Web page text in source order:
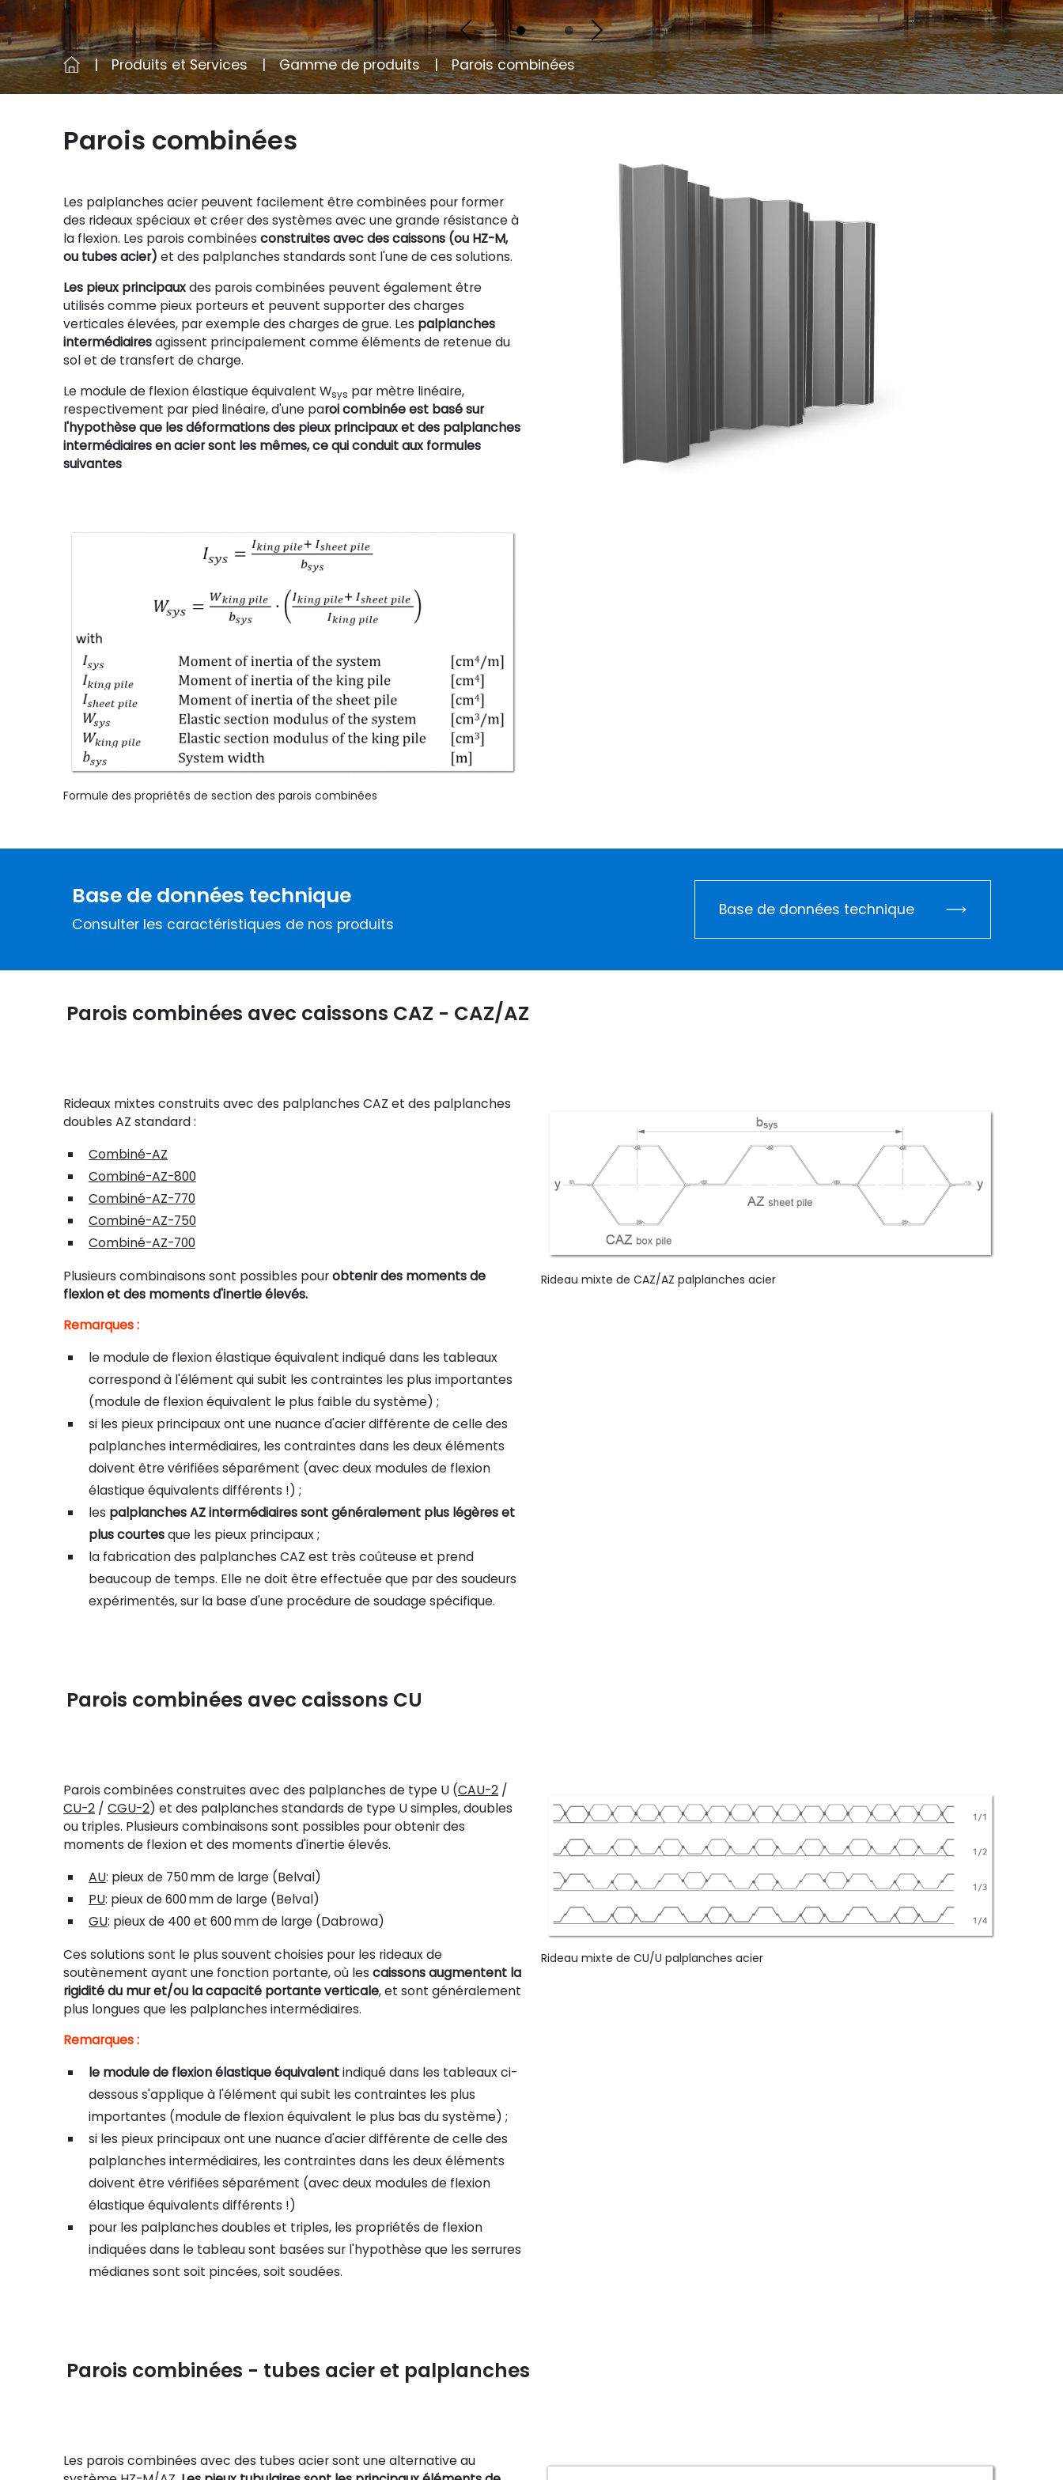
Previous Next
Produits et Services Gamme de produits Parois combinées
Parois combinées
Les palplanches acier peuvent facilement être combinées pour former
des rideaux spéciaux et créer des systèmes avec une grande résistance à
la flexion. Les parois combinées construites avec des caissons (ou HZ-M,
ou tubes acier) et des palplanches standards sont l'une de ces solutions.
Les pieux principauxdes parois combinées peuvent également être
utilisés comme pieux porteurs et peuvent supporter des charges
verticales élevées, par exemple des charges de grue. Les palplanches
intermédiairesagissent principalement comme éléments de retenue du
sol et de transfert de charge.
Le module de flexion élastique équivalent Wsys par mètre linéaire,
respectivement par pied linéaire, d'une paroi combinée est basé sur
l'hypothèse que les déformations des pieux principaux et des palplanches
intermédiaires en acier sont les mêmes, ce qui conduit aux formules
suivantes
Formule des propriétés de section des parois combinées
Base de données technique
Consulter les caractéristiques de nos produits
Base de données technique
Parois combinées avec caissons CAZ - CAZ/AZ
Rideaux mixtes construits avec des palplanches CAZ et des palplanches
doubles AZ standard :
Combiné-AZ
Combiné-AZ-800
Combiné-AZ-770
Combiné-AZ-750
Combiné-AZ-700
Plusieurs combinaisons sont possibles pourobtenir des moments de
flexion et des moments d'inertie élevés.
Remarques :
le module de flexion élastique équivalent indiqué dans les tableaux
correspond à l'élément qui subit les contraintes les plus importantes
(module de flexion équivalent le plus faible du système) ;
si les pieux principaux ont une nuance d'acier différente de celle des
palplanches intermédiaires, les contraintes dans les deux éléments
doivent être vérifiées séparément (avec deux modules de flexion
élastique équivalents différents !) ;
les palplanches AZ intermédiaires sont généralement plus légères et
plus courtesque les pieux principaux ;
la fabrication des palplanches CAZ est très coûteuse et prend
beaucoup de temps. Elle ne doit être effectuée que par des soudeurs
expérimentés, sur la base d'une procédure de soudage spécifique.
Rideau mixte de CAZ/AZ palplanches acier
Parois combinées avec caissons CU
Parois combinées construites avec des palplanches de type U (CAU-2 /
CU-2 / CGU-2) et des palplanches standards de type U simples, doubles
ou triples. Plusieurs combinaisons sont possibles pour obtenir des
moments de flexion et des moments d'inertie élevés.
AU: pieux de 750mm de large (Belval)
PU: pieux de 600mm de large (Belval)
GU: pieux de 400 et 600mm de large (Dabrowa)
Ces solutions sont le plus souvent choisies pour les rideaux de
soutènement ayant une fonction portante, où les caissons augmentent la
rigidité du mur et/ou la capacité portante verticale, et sont généralement
plus longues que les palplanches intermédiaires.
Remarques :
le module de flexion élastique équivalentindiqué dans les tableaux ci-
dessous s'applique à l'élément qui subit les contraintes les plus
importantes (module de flexion équivalent le plus bas du système) ;
si les pieux principaux ont une nuance d'acier différente de celle des
palplanches intermédiaires, les contraintes dans les deux éléments
doivent être vérifiées séparément (avec deux modules de flexion
élastique équivalents différents !)
pour les palplanches doubles et triples, les propriétés de flexion
indiquées dans le tableau sont basées sur l'hypothèse que les serrures
médianes sont soit pincées, soit soudées.
Rideau mixte de CU/U palplanches acier
Parois combinées - tubes acier et palplanches
Les parois combinées avec des tubes acier sont une alternative au